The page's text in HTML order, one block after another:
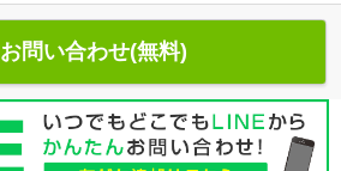
お問い合わせ(無料)